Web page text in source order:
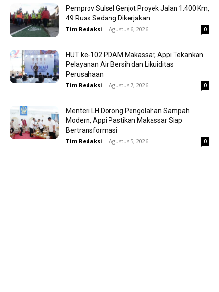
Pemprov Sulsel Genjot Proyek Jalan 1.400 Km,
49 Ruas Sedang Dikerjakan
Tim Redaksi - Agustus 6, 2026 0
HUT ke-102 PDAM Makassar, Appi Tekankan
Pelayanan Air Bersih dan Likuiditas
Perusahaan
Tim Redaksi - Agustus 7, 2026 0
Menteri LH Dorong Pengolahan Sampah
Modern, Appi Pastikan Makassar Siap
Bertransformasi
Tim Redaksi - Agustus 5, 2026 0